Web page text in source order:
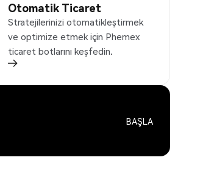
Otomatik Ticaret
Stratejilerinizi otomatikleştirmek
ve optimize etmek için Phemex
ticaret botlarını keşfedin.
BAŞLA